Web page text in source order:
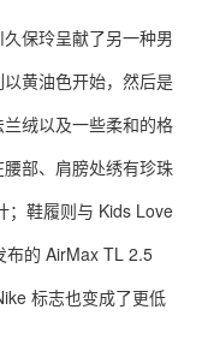
保玲呈献了另一种男
黄油色开始，然后是
绒以及一些柔和的格
部、肩膀处绣有珍珠
；鞋履则与 Kids Love
布的 AirMax TL 2.5
标志也变成了更低